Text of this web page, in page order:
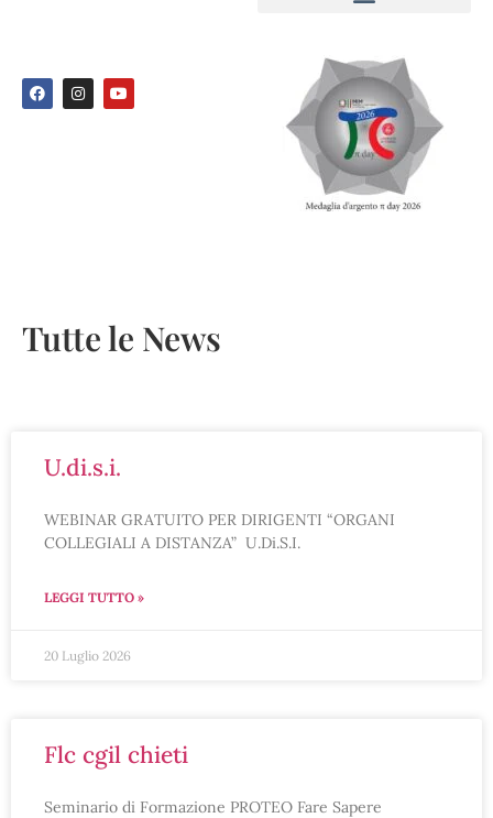
Tutte le News
u.di.s.i.
WEBINAR GRATUITO PER DIRIGENTI “ORGANI
COLLEGIALI A DISTANZA” U.Di.S.I.
LEGGI TUTTO »
20 Luglio 2026
flc cgil chieti
Seminario di Formazione PROTEO Fare Sapere